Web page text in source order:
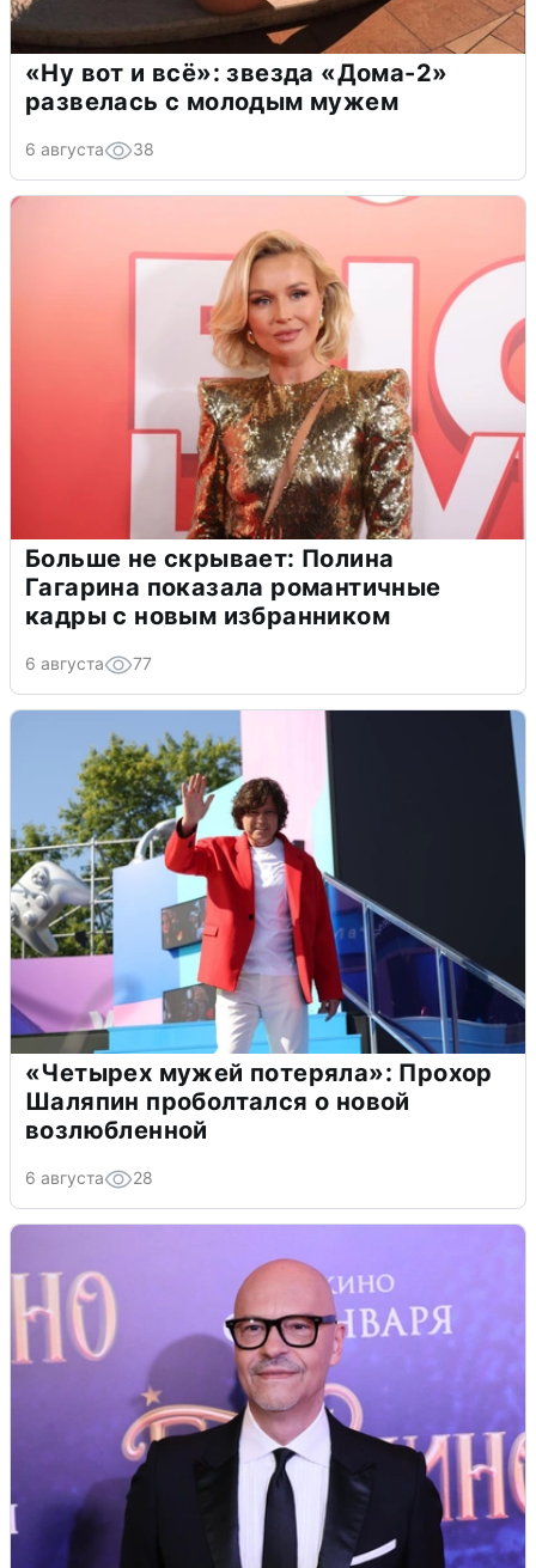
«Ну вот и всё»: звезда «Дома-2»
развелась с молодым мужем
6 августа 38
Больше не скрывает: Полина
Гагарина показала романтичные
кадры с новым избранником
6 августа 77
«Четырех мужей потеряла»: Прохор
Шаляпин проболтался о новой
возлюбленной
6 августа 28